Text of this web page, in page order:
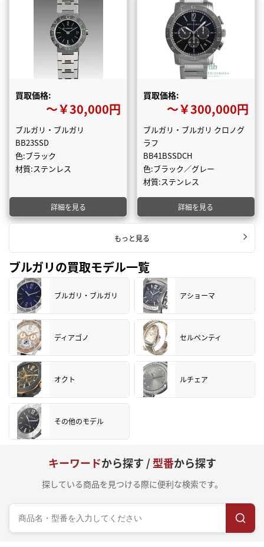
買取価格:
〜￥30,000円
ブルガリ・ブルガリ
BB23SSD
色:ブラック
材質:ステンレス
詳細を見る
買取価格:
〜￥300,000円
ブルガリ・ブルガリ クロノグ
ラフ
BB41BSSDCH
色:ブラック／グレー
材質:ステンレス
詳細を見る
もっと見る
ブルガリの買取モデル一覧
ブルガリ・ブルガリ アショーマ
ディアゴノ セルペンティ
オクト ルチェア
その他のモデル
キーワードから探す /型番から探す
探している商品を見つける際に便利な検索です。